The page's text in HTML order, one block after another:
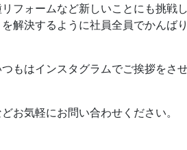
フォームなど新しいことにも挑戦し
解決するように社員全員でかんばり
もはインスタグラムでご挨拶をさ
お気軽にお問い合わせください。